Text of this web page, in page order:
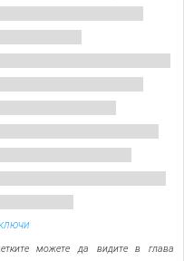
можете да видите в глава